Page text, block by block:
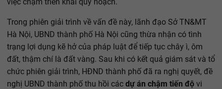
Trong phiên giải trình về vấn đề này, lãnh đạo Sở TN&MT
Hà Nội, UBND thành phố Hà Nội cũng thừa nhận có tình
trạng lợi dụng kẽ hở của pháp luật để tiếp tục chây ì, ôm
đất, thậm chí là đất vàng. Sau khi có kết quả giám sát và tổ
chức phiên giải trình, HĐND thành phố đã ra nghị quyết, đề
nghị UBND thành phố thu hồi các dự án chậm tiến độ vi